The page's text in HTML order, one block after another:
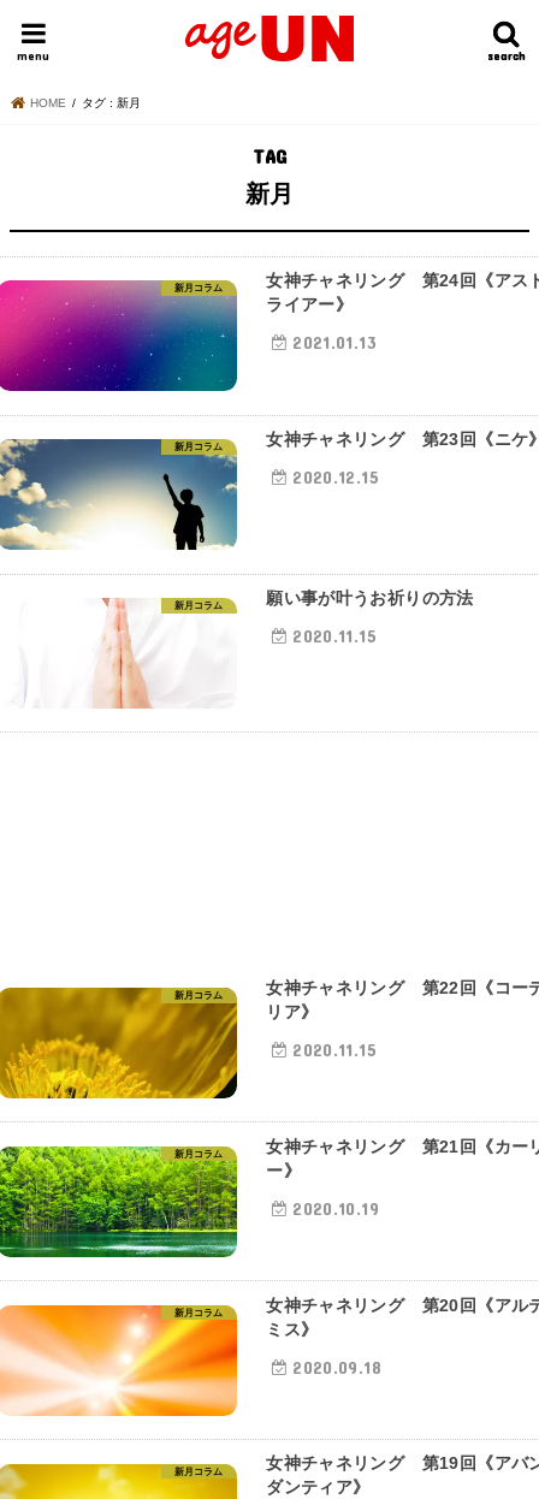
search
search
menu
HOME 今日の運勢ランキング 明日の運勢ランキング 今週の運勢
HOME タグ : 新月
TAG
新月
新月コラム
女神チャネリング 第24回《アス
ライアー》
2021.01.13
新月コラム 女神チャネリング 第23回《ニケ
2020.12.15
新月コラム 願い事が叶うお祈りの方法
2020.11.15
新月コラム
女神チャネリング 第22回《コー
リア》
2020.11.15
新月コラム
女神チャネリング 第21回《カー
ー》
2020.10.19
新月コラム
女神チャネリング 第20回《アル
ミス》
2020.09.18
新月コラム
女神チャネリング 第19回《アバ
ダンティア》